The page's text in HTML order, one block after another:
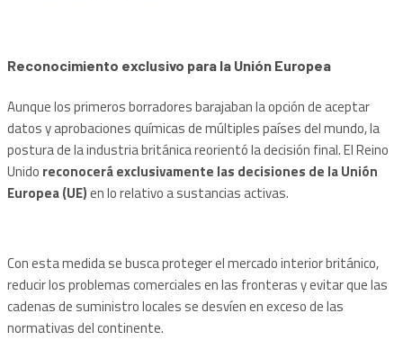
Reconocimiento exclusivo para la Unión Europea
Aunque los primeros borradores barajaban la opción de aceptar
datos y aprobaciones químicas de múltiples países del mundo, la
postura de la industria británica reorientó la decisión final. El Reino
Unido reconocerá exclusivamente las decisiones de la Unión
Europea (UE)en lo relativo a sustancias activas.
Con esta medida se busca proteger el mercado interior británico,
reducir los problemas comerciales en las fronteras y evitar que las
cadenas de suministro locales se desvíen en exceso de las
normativas del continente.